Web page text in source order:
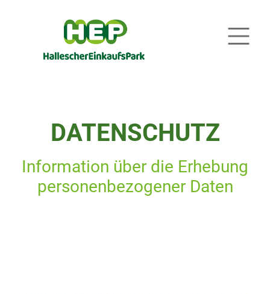
DATENSCHUTZ
Information über die Erhebung
personenbezogener Daten